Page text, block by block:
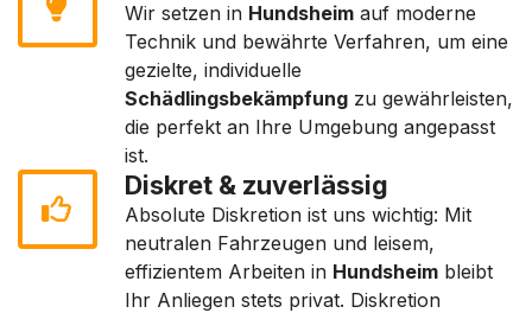
Wir setzen in Hundsheim auf moderne
Technik und bewährte Verfahren, um eine
gezielte, individuelle
Schädlingsbekämpfung zu gewährleisten,
die perfekt an Ihre Umgebung angepasst
ist.
Diskret & zuverlässig
Absolute Diskretion ist uns wichtig: Mit
neutralen Fahrzeugen und leisem,
effizientem Arbeiten in Hundsheim bleibt
Ihr Anliegen stets privat. Diskretion